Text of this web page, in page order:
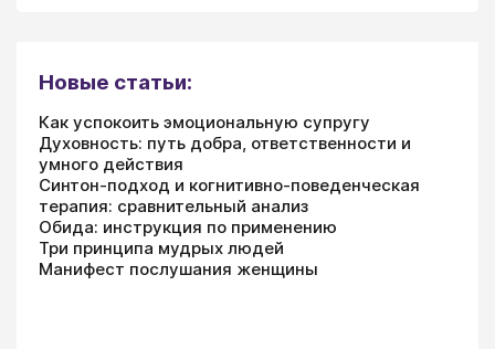
Новые статьи:
Как успокоить эмоциональную супругу
Духовность: путь добра, ответственности и
умного действия
Синтон-подход и когнитивно-поведенческая
терапия: сравнительный анализ
Обида: инструкция по применению
Три принципа мудрых людей
Манифест послушания женщины